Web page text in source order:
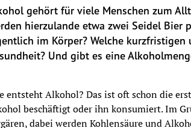
gehört für viele Menschen zum
hierzulande etwa zwei Seidel Bier
im Körper? Welche
Und gibt es eine
entsteht Alkohol? Das ist oft schon die
beschäftigt oder ihn konsumiert. Im
dabei werden Kohlensäure und